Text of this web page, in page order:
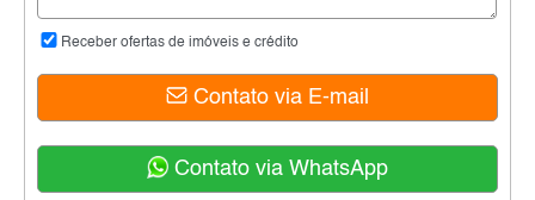
Receber ofertas de imóveis e crédito
Contato via E-mail
Contato via WhatsApp